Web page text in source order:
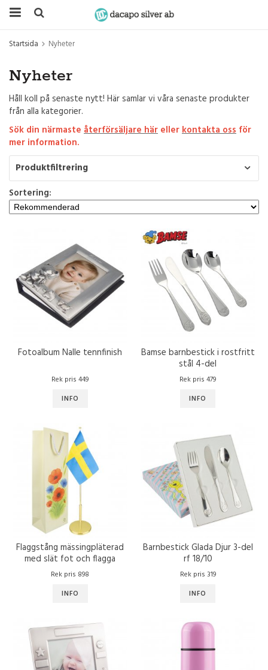
Startsida Nyheter
Nyheter
Håll koll på senaste nytt! Här samlar vi våra senaste produkter
från alla kategorier.
Sök din närmaste återförsäljare här ellerkontakta oss för
mer information.
Produktfiltrering
Sortering:
Fotoalbum Nalle tennfinish
Rek pris 449
INFO
Bamse barnbestick i rostfritt
stål 4-del
Rek pris 479
INFO
Flaggstång mässingpläterad
med slät fot och flagga
H40cm
Rek pris 898
INFO
Barnbestick Glada Djur 3-del
rf 18/10
Rek pris 319
INFO